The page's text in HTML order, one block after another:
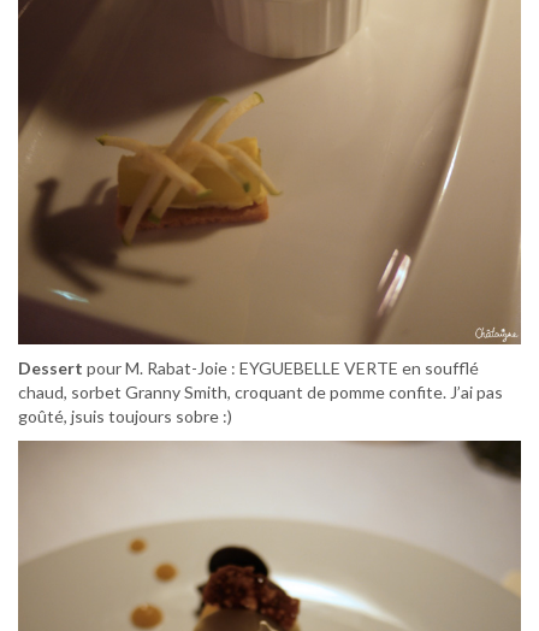
Dessert pour M. Rabat-Joie : EYGUEBELLE VERTE en soufflé
chaud, sorbet Granny Smith, croquant de pomme confite. J’ai pas
goûté, jsuis toujours sobre :)